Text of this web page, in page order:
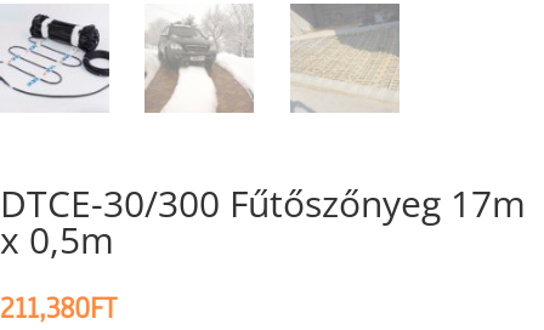
DTCE-30/300 Fűtőszőnyeg 17m
x 0,5m
211,380FT